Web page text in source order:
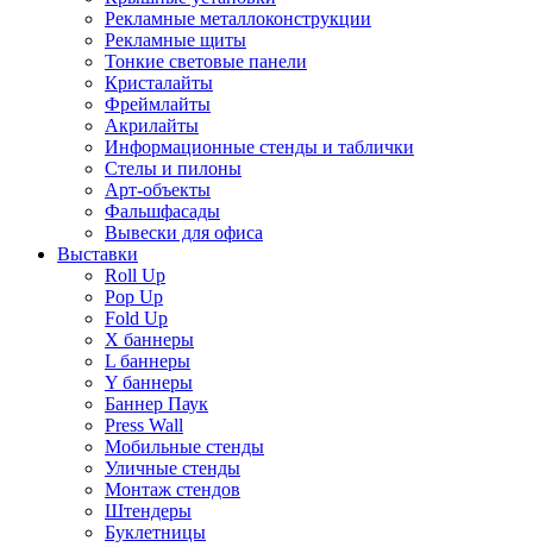
Рекламные металлоконструкции
Рекламные щиты
Тонкие световые панели
Кристалайты
Фреймлайты
Акрилайты
Информационные стенды и таблички
Стелы и пилоны
Арт-объекты
Фальшфасады
Вывески для офиса
Выставки
Roll Up
Pop Up
Fold Up
Х баннеры
L баннеры
Y баннеры
Баннер Паук
Press Wall
Мобильные стенды
Уличные стенды
Монтаж стендов
Штендеры
Буклетницы